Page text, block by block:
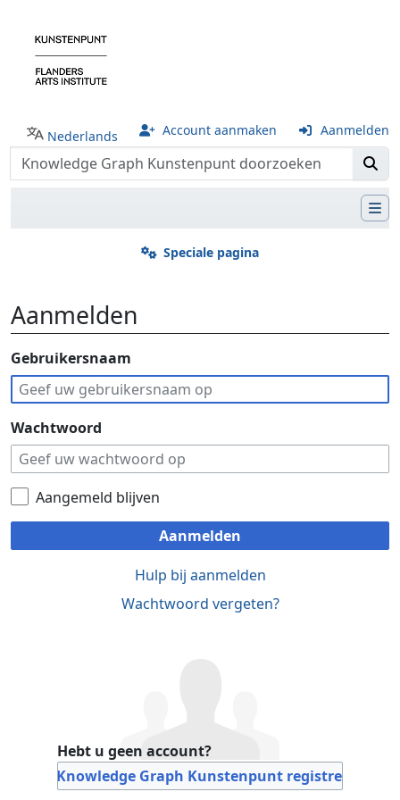
Nederlands Account aanmaken Aanmelden
Speciale pagina
Aanmelden
Ga naar:navigatie,
Gebruikersnaam
Wachtwoord
Aangemeld blijven
Aanmelden
Hulp bij aanmelden
Wachtwoord vergeten?
Hebt u geen account?
Bij Knowledge Graph Kunstenpunt registreren